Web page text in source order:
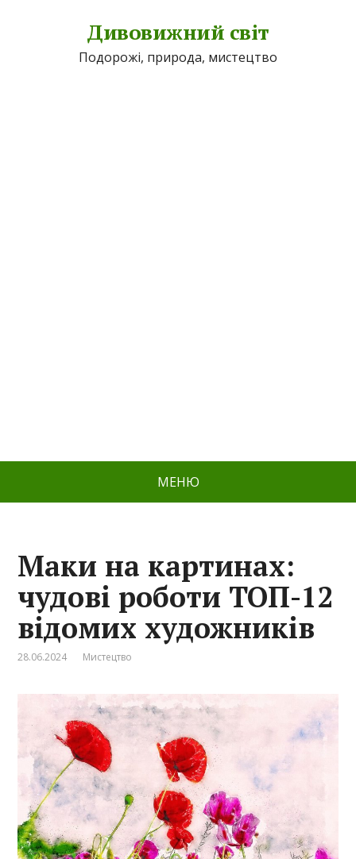
Дивовижний світ
Подорожі, природа, мистецтво
МЕНЮ
Маки на картинах:
чудові роботи ТОП-12
відомих художників
28.06.2024 Мистецтво